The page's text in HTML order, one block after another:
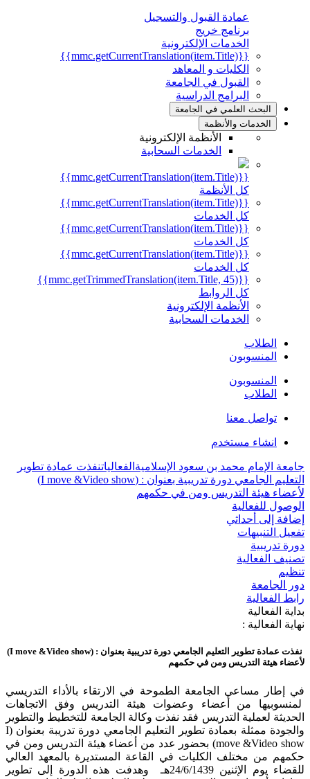
عمادة القبول والتسجيل
برنامج خريج
الخدمات الإلكترونية
{{mmc.getCurrentTranslation(item.Title)}}
الكليات و المعاهد
القبول في الجامعة
البرامج الدراسية
البحث العلمي في الجامعة
الخدمات والأنظمة
الأنظمة الإلكترونية
الخدمات السحابية
{{mmc.getCurrentTranslation(item.Title)}}
كل الأنظمة
{{mmc.getCurrentTranslation(item.Title)}}
كل الخدمات
{{mmc.getCurrentTranslation(item.Title)}}
كل الخدمات
{{mmc.getCurrentTranslation(item.Title)}}
كل الخدمات
{{mmc.getTrimmedTranslation(item.Title, 45)}}
كل الروابط
الأنظمة الإلكترونية
الخدمات السحابية
الطلاب
المنسوبون
المنسوبون
الطلاب
تواصل معنا
انشاء مستخدم
جامعة الإمام محمد بن سعود الإسلامية الفعالياتنفذت عمادة تطوير
التعليم الجامعي دورة تدريبية بعنوان : (I move &Video show)
لأعضاء هيئة التدريس ومن في حكمهم
الوصول للفعالية
إضافة إلى أحداثي
تفعيل التنبيهات
دورة تدريبية
تصنيف الفعالية
تنظيم
دور الجامعة
رابط الفعالية
بداية الفعالية
نهاية الفعالية :
نفذت عمادة تطوير التعليم الجامعي دورة تدريبية بعنوان : (I move &Video show)
لأعضاء هيئة التدريس ومن في حكمهم
في إطار مساعي الجامعة الطموحة في الارتقاء بالأداء التدريسي
لمنسوبيها من أعضاء وعضوات هيئة التدريس وفق الاتجاهات
الحديثة لعملية التدريس فقد نفذت وكالة الجامعة للتخطيط والتطوير
والجودة ممثلة بعمادة تطوير التعليم الجامعي دورة تدريبة بعنوان (I
move &Video show) بحضور عدد من أعضاء هيئة التدريس ومن في
حكمهم من مختلف الكليات في القاعة المستديرة بالمعهد العالي
للقضاء يوم الإثنين 24/6/1439هـ وهدفت هذه الدورة إلى تطوير